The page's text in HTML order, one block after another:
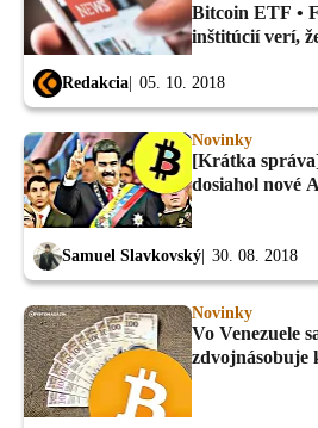
Bitcoin ETF •
inštitúcií verí,
Redakcia 05. 10. 2018
Novinky
[Krátka
dosiahol nové
Samuel Slavkovský 30. 08. 2018
Novinky
Vo Venezuele
zdvojnásobuje